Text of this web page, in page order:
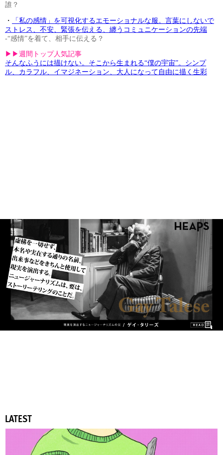
誰？
・
「私の感情」を可視化するエモーショナルな服。言葉にしないで
ストレス、不安、緊張を伝える、纏うコミュニケーションの先端
-“感情”を着て、相手に伝える？
▶︎▶︎週間トップ人気記事
そんなふうには描けない。そこから生まれる“僕の宇宙”。シンプ
ル、カラフル、イマジネーション、大人になって自由に描く生彩
LATEST